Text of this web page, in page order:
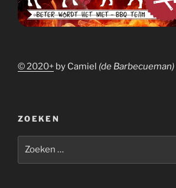
© 2020+ by Camiel (de Barbecueman)
ZOEKEN